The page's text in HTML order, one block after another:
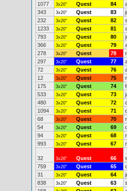
1077
3x20" Quest 84
343
3x20" Quest 83
232
3x20" Quest 82
1233
3x20" Quest 81
793
3x20" Quest 80
366
3x20" Quest 79
278
3x20" Quest 78
297
3x20" Quest 77
72
3x20" Quest 76
12
3x20" Quest 75
175
3x20" Quest 74
533
3x20" Quest 73
480
3x20" Quest 72
1094
3x20" Quest 71
68
3x20" Quest 70
54
3x20" Quest 69
94
3x20" Quest 68
993
3x20" Quest 67
32 3x26" Quest 66
759
3x20" Quest 65
31
3x20" Quest 64
838
3x20" Quest 63